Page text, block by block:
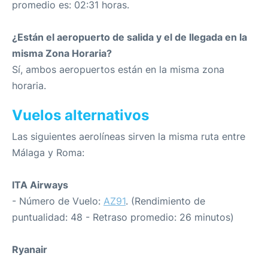
promedio es: 02:31 horas.
¿Están el aeropuerto de salida y el de llegada en la
misma Zona Horaria?
Sí, ambos aeropuertos están en la misma zona
horaria.
Vuelos alternativos
Las siguientes aerolíneas sirven la misma ruta entre
Málaga y Roma:
ITA Airways
- Número de Vuelo: AZ91. (Rendimiento de
puntualidad: 48 - Retraso promedio: 26 minutos)
Ryanair